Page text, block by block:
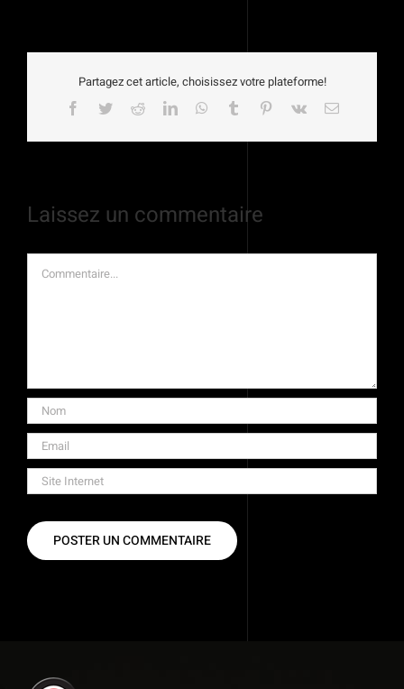
Partagez cet article, choisissez votre plateforme!
Facebook
TwitterRedditLinkedInWhatsApp
Tumblr Pinterest
Vk Email
Laissez un commentaire
Commentaire